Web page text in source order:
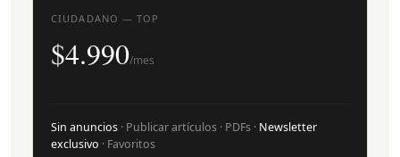
CIUDADANO — TOP
$4.990/mes
Sin anuncios · Publicar artículos · PDFs · Newsletter
exclusivo · Favoritos